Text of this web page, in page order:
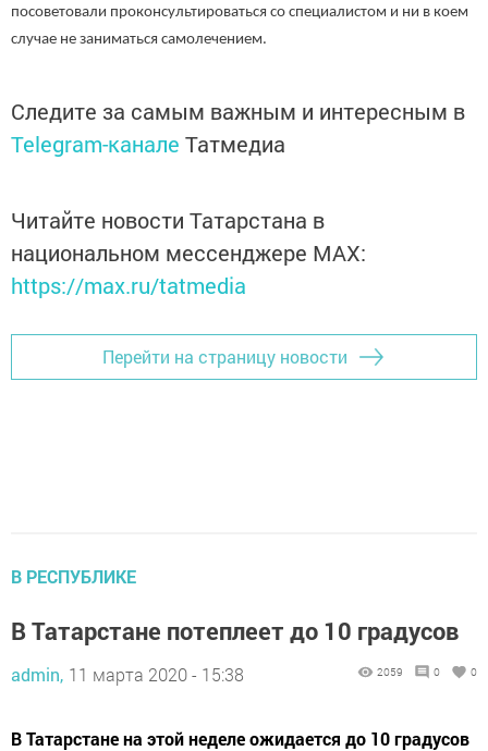
посоветовали проконсультироваться со специалистом и ни в коем
случае не заниматься самолечением.
Следите за самым важным и интересным в
Telegram-канале Татмедиа
Читайте новости Татарстана в
национальном мессенджере MАХ:
https://max.ru/tatmedia
Перейти на страницу новости
В РЕСПУБЛИКЕ
В Татарстане потеплеет до 10 градусов
admin, 11 марта 2020 - 15:38 2059 0 0
В Татарстане на этой неделе ожидается до 10 градусов